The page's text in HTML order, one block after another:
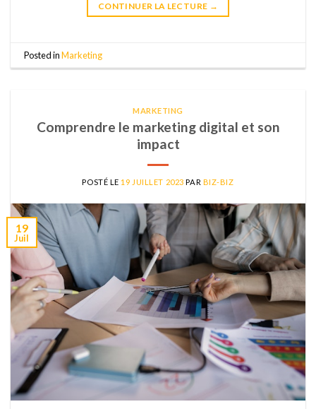
CONTINUER LA LECTURE →
Posted inMarketing
MARKETING
Comprendre le marketing digital et son
impact
POSTÉ LE 19 JUILLET 2023 PAR BIZ-BIZ
19
Juil